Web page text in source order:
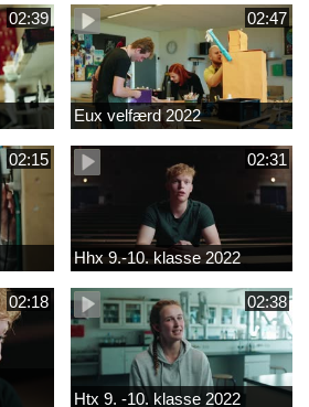
02:39 02:47
Eux velfærd 2022
02:15 02:31
Hhx 9.-10. klasse 2022
02:18 02:38
Htx 9. -10. klasse 2022